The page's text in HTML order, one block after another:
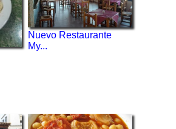
Nuevo Restaurante
My...